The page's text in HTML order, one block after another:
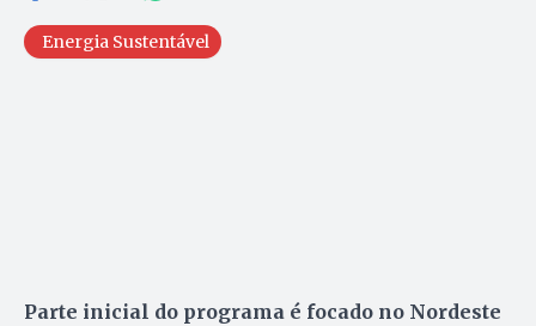
Energia Sustentável
Parte inicial do programa é focado no Nordeste